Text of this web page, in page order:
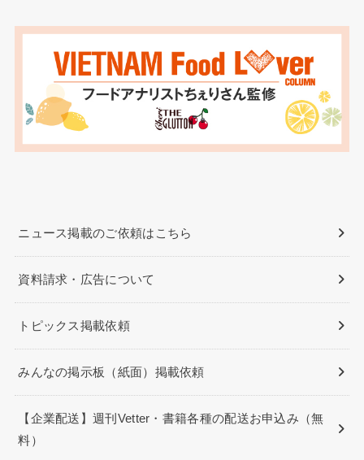
ニュース掲載のご依頼はこちら
資料請求・広告について
トピックス掲載依頼
みんなの掲示板（紙面）掲載依頼
【企業配送】週刊Vetter・書籍各種の配送お申込み（無
料）